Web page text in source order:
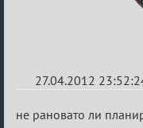
27.04.2012
Re:
не рановато ли